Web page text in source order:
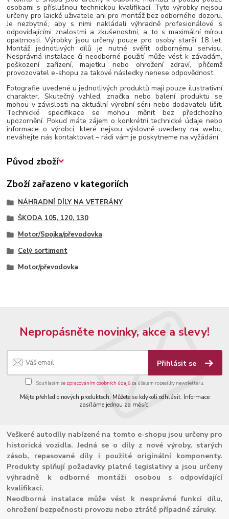
osobami s příslušnou technickou kvalifikací. Tyto výrobky nejsou
určeny pro laické uživatele ani pro montáž bez odborného dozoru.
Je nezbytné, aby s nimi nakládali výhradně profesionálové s
odpovídajícími znalostmi a zkušenostmi, a to s maximální mírou
opatrnosti. Výrobky jsou určeny pouze pro osoby starší 18 let.
Montáž jednotlivých dílů je nutné svěřit odbornému servisu.
Nesprávná instalace či neodborné použití může vést k závadám,
poškození zařízení, majetku nebo ohrožení zdraví, přičemž
provozovatel e-shopu za takové následky nenese odpovědnost.
Fotografie uvedené u jednotlivých produktů mají pouze ilustrativní
charakter. Skutečný vzhled, značka nebo balení produktu se
mohou v závislosti na aktuální výrobní sérii nebo dodavateli lišit.
Technické specifikace se mohou měnit bez předchozího
upozornění. Pokud máte zájem o konkrétní technické údaje nebo
informace o výrobci, které nejsou výslovně uvedeny na webu,
neváhejte nás kontaktovat – rádi vám je poskytneme na vyžádání.
Původ zboží
Zboží zařazeno v kategoriích
NÁHRADNÍ DÍLY NA VETERÁNY
ŠKODA 105, 120, 130
Motor/Spojka/převodovka
Celý sortiment
Motor/převodovka
Nepropásněte novinky, akce a slevy!
Přihlásit se
Souhlasím se zpracováním osobních údajůza účelem rozesílky newsletteru.
Mějte přehled o nových produktech. Můžete se kdykoli odhlásit. Informace
zasíláme jednou za měsíc.
Veškeré autodíly nabízené na tomto e-shopu jsou určeny pro
historická vozidla. Jedná se o díly z nové výroby, starých
zásob, repasované díly i použité originální komponenty.
Produkty splňují požadavky platné legislativy a jsou určeny
výhradně k odborné montáži osobou s odpovídající
kvalifikací.
Neodborná instalace může vést k nesprávné funkci dílu,
ohrožení bezpečnosti provozu nebo ztrátě případné záruky.